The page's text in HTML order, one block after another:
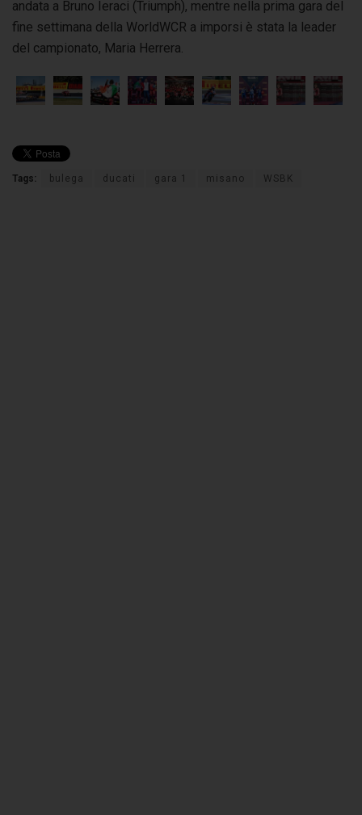
andata a Bruno Ieraci (Triumph), mentre nella prima gara del
fine settimana della WorldWCR a imporsi è stata la leader
del campionato, Maria Herrera.
Tags: bulega ducati gara 1 misano WSBK